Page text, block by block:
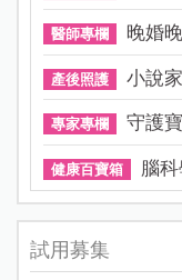
醫師專欄 晚婚
產後照護 小說
專家專欄 守護
健康百寶箱 腦
試用募集